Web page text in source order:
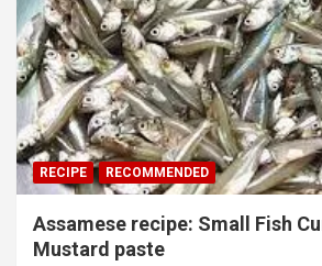
RECIPE RECOMMENDED
Assamese recipe: Small Fish
Mustard paste